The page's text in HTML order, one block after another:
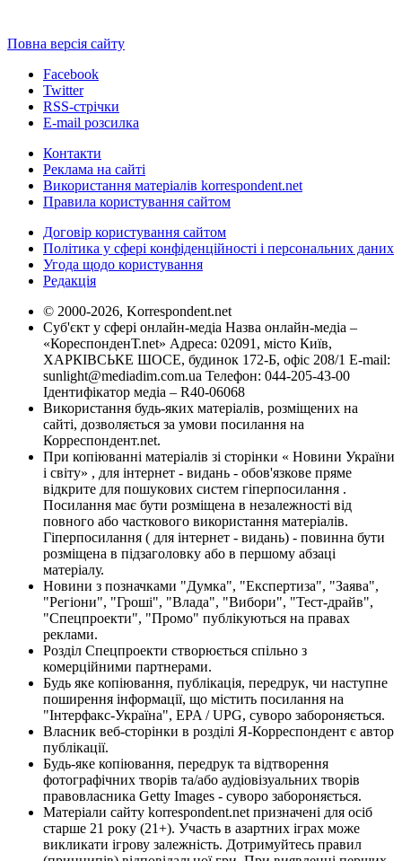
Повна версія сайту
Facebook
Twitter
RSS-стрічки
E-mail розсилка
Контакти
Реклама на сайті
Використання матеріалів korrespondent.net
Правила користування сайтом
Договір користування сайтом
Політика у сфері конфіденційності і персональних даних
Угода щодо користування
Редакція
© 2000-2026, Korrespondent.net
Суб'єкт у сфері онлайн-медіа Назва онлайн-медіа –
«КореспонденТ.net» Адреса: 02091, місто Київ,
ХАРКІВСЬКЕ ШОСЕ, будинок 172-Б, офіс 208/1 E-mail:
sunlight@mediadim.com.ua Телефон: 044-205-43-00
Ідентифікатор медіа – R40-06068
Використання будь-яких матеріалів, розміщених на
сайті, дозволяється за умови посилання на
Корреспондент.net.
При копіюванні матеріалів зі сторінки « Новини України
і світу» , для інтернет - видань - обов'язкове пряме
відкрите для пошукових систем гіперпосилання .
Посилання має бути розміщена в незалежності від
повного або часткового використання матеріалів.
Гіперпосилання ( для інтернет - видань) - повинна бути
розміщена в підзаголовку або в першому абзаці
матеріалу.
Новини з позначками "Думка", "Експертиза", "Заява",
"Регіони", "Гроші", "Влада", "Вибори", "Тест-драйв",
"Спецпроекти", "Промо" публікуються на правах
реклами.
Розділ Спецпроекти створюється спільно з
комерційними партнерами.
Будь яке копіювання, публікація, передрук, чи наступне
поширення інформації, що містить посилання на
"Інтерфакс-Україна", EPA / UPG, суворо забороняється.
Власник веб-сторінки в розділі Я-Корреспондент є автор
публікації.
Будь-яке копіювання, передрук та відтворення
фотографічних творів та/або аудіовізуальних творів
правовласника Getty Images - суворо забороняється.
Матеріали сайту korrespondent.net призначені для осіб
старше 21 року (21+). Участь в азартних іграх може
викликати ігрову залежність. Дотримуйтесь правил